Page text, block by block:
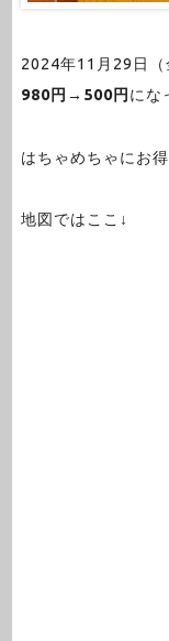
2024年11月29日（
980円→500円 にな
はちゃめちゃにお得
地図ではここ↓